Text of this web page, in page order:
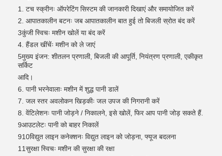
1. टच स्क्रीनः ऑपरेटिंग सिस्टम की जानकारी दिखाएं और समायोजित करें
2. आपातकालीन बटनः जब आपातकालीन बात हुई तो बिजली स्रोत बंद करें
3कुंजी स्विचः मशीन खोलें या बंद करें
4. हैंडल खींचेंः मशीन को ले जाएं
5मुख्य इंजन: शीतलन प्रणाली, बिजली की आपूर्ति, नियंत्रण प्रणाली, एकीकृत
सर्किट
आदि।
6. पानी भरनेवालाः मशीन में शुद्ध पानी डालें
7. जल स्तर अवलोकन खिड़कीः जल उपज की निगरानी करें
8. वेंटिलेशनः पानी जोड़ने / निकालने, इसे खोलें, फिर आप पानी जोड़ सकते हैं.
9आउटलेटः पानी को बाहर निकालें
910विद्युत लाइन कनेक्शनः विद्युत लाइन को जोड़ना, फ्यूज बदलना
11सुरक्षा स्विचः मशीन की सुरक्षा की रक्षा